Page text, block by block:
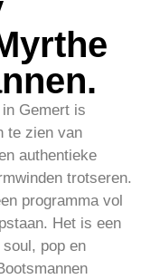
Gemert is
te zien van
authentieke
trotseren.
programma vol
Het is een
pop en